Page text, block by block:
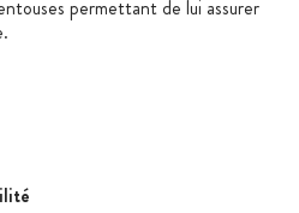
permettant de lui assurer